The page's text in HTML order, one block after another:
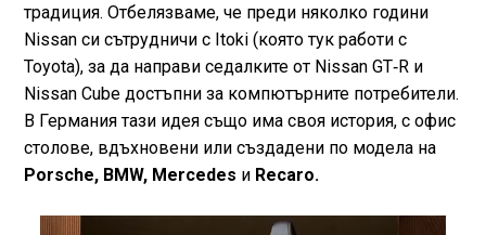
традиция. Отбелязваме, че преди няколко години
Nissan си сътрудничи с Itoki (която тук работи с
Toyota), за да направи седалките от Nissan GT‑R и
Nissan Cube достъпни за компютърните потребители.
В Германия тази идея също има своя история, с офис
столове, вдъхновени или създадени по модела на
Porsche, BMW, Mercedes и Recaro.